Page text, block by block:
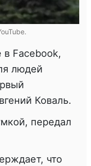
в Facebook,
людей
Коваль.
передал
что